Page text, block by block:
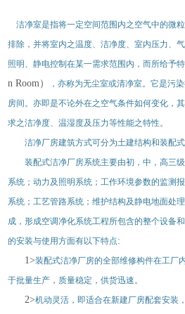
洁净室是指将一定空间范围内之空气中的微
排除，并将室内之温度、洁净度、室内压力、
照明、静电控制在某一需求范围内，而所给予
n Room）
，亦称为无尘室或清净室。它是污
房间。亦即是不论外在之空气条件如何变化，
求之洁净度、温湿度及压力等性能之特性。
洁净厂房建筑方式可分为土建结构和装配式
装配式洁净厂房系统主要由初，中，高三级
系统；动力及照明系统；工作环境参数的监测
系统；工艺管路系统；维护结构及静电地面处
成，形成空调净化系统工程所包含的整个设备
的安装与使用方面有以下特点:
1>装配式洁净厂房的全部维修构件在工厂
于批量生产，质量稳定，供货迅速。
2>机动灵活，即适合在新建厂房配套安装